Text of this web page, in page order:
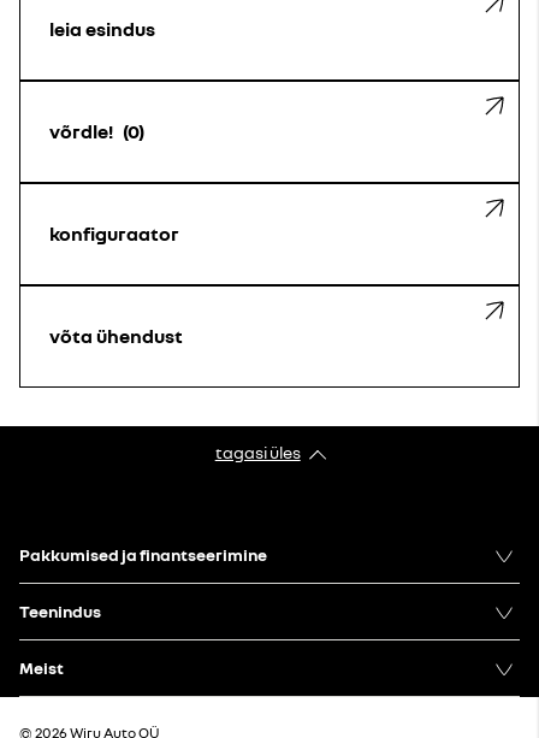
leia esindus
võrdle! 0
konfiguraator
võta ühendust
tagasi üles
Pakkumised ja finantseerimine
Teenindus
Meist
© 2026 Wiru Auto OÜ